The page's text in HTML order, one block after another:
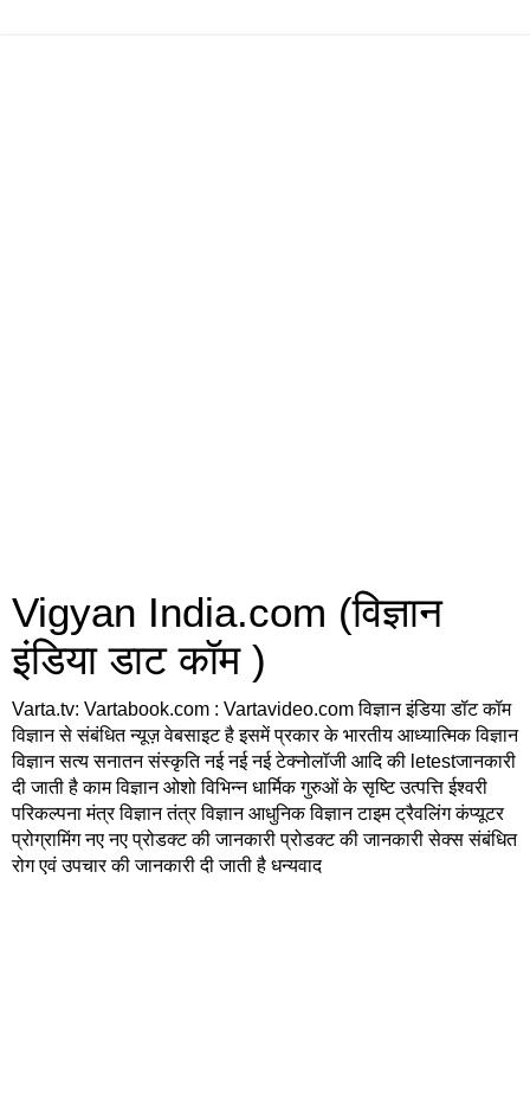
Vigyan India.com (विज्ञान
इंडिया डाट कॉम )
Varta.tv: Vartabook.com : Vartavideo.com विज्ञान इंडिया डॉट कॉम
विज्ञान से संबंधित न्यूज़ वेबसाइट है इसमें प्रकार के भारतीय आध्यात्मिक विज्ञान
विज्ञान सत्य सनातन संस्कृति नई नई नई टेक्नोलॉजी आदि की letestजानकारी
दी जाती है काम विज्ञान ओशो विभिन्न धार्मिक गुरुओं के सृष्टि उत्पत्ति ईश्वरी
परिकल्पना मंत्र विज्ञान तंत्र विज्ञान आधुनिक विज्ञान टाइम ट्रैवलिंग कंप्यूटर
प्रोग्रामिंग नए नए प्रोडक्ट की जानकारी प्रोडक्ट की जानकारी सेक्स संबंधित
रोग एवं उपचार की जानकारी दी जाती है धन्यवाद